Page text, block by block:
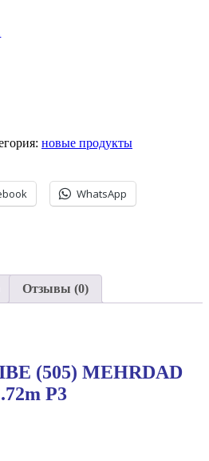
новые продукты
WhatsApp
Отзывы (0)
(505) MEHRDAD
P3